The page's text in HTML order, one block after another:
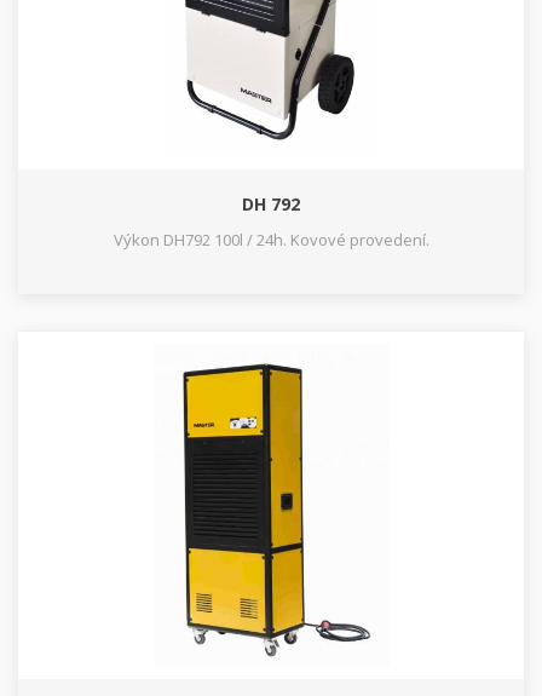
DH 792
Výkon DH792 100l / 24h. Kovové provedení.